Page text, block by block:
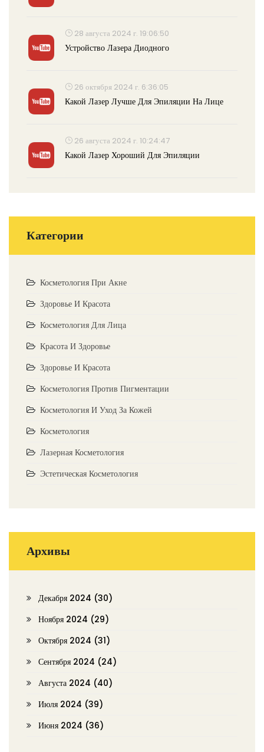
28 августа 2024 г. 19:06:50
Устройство Лазера Диодного
26 октября 2024 г. 6:36:05
Какой Лазер Лучше Для Эпиляции На Лице
26 августа 2024 г. 10:24:47
Какой Лазер Хороший Для Эпиляции
Категории
Косметология При Акне
Здоровье И Красота
Косметология Для Лица
Красота И Здоровье
Здоровье И Красота
Косметология Против Пигментации
Косметология И Уход За Кожей
Косметология
Лазерная Косметология
Эстетическая Косметология
Архивы
Декабря 2024 (30)
Ноября 2024 (29)
Октября 2024 (31)
Сентября 2024 (24)
Августа 2024 (40)
Июля 2024 (39)
Июня 2024 (36)